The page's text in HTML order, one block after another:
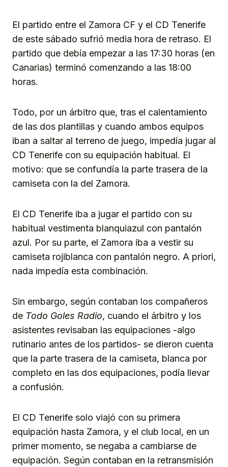
El partido entre el Zamora CF y el CD Tenerife
de este sábado sufrió media hora de retraso. El
partido que debía empezar a las 17:30 horas (en
Canarias) terminó comenzando a las 18:00
horas.
Todo, por un árbitro que, tras el calentamiento
de las dos plantillas y cuando ambos equipos
iban a saltar al terreno de juego, impedía jugar al
CD Tenerife con su equipación habitual. El
motivo: que se confundía la parte trasera de la
camiseta con la del Zamora.
El CD Tenerife iba a jugar el partido con su
habitual vestimenta blanquiazul con pantalón
azul. Por su parte, el Zamora iba a vestir su
camiseta rojiblanca con pantalón negro. A priori,
nada impedía esta combinación.
Sin embargo, según contaban los compañeros
de Todo Goles Radio, cuando el árbitro y los
asistentes revisaban las equipaciones -algo
rutinario antes de los partidos- se dieron cuenta
que la parte trasera de la camiseta, blanca por
completo en las dos equipaciones, podía llevar
a confusión.
El CD Tenerife solo viajó con su primera
equipación hasta Zamora, y el club local, en un
primer momento, se negaba a cambiarse de
equipación. Según contaban en la retransmisión